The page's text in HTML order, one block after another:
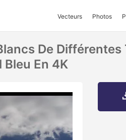
Vecteurs Photos
De
Bleu En 4K